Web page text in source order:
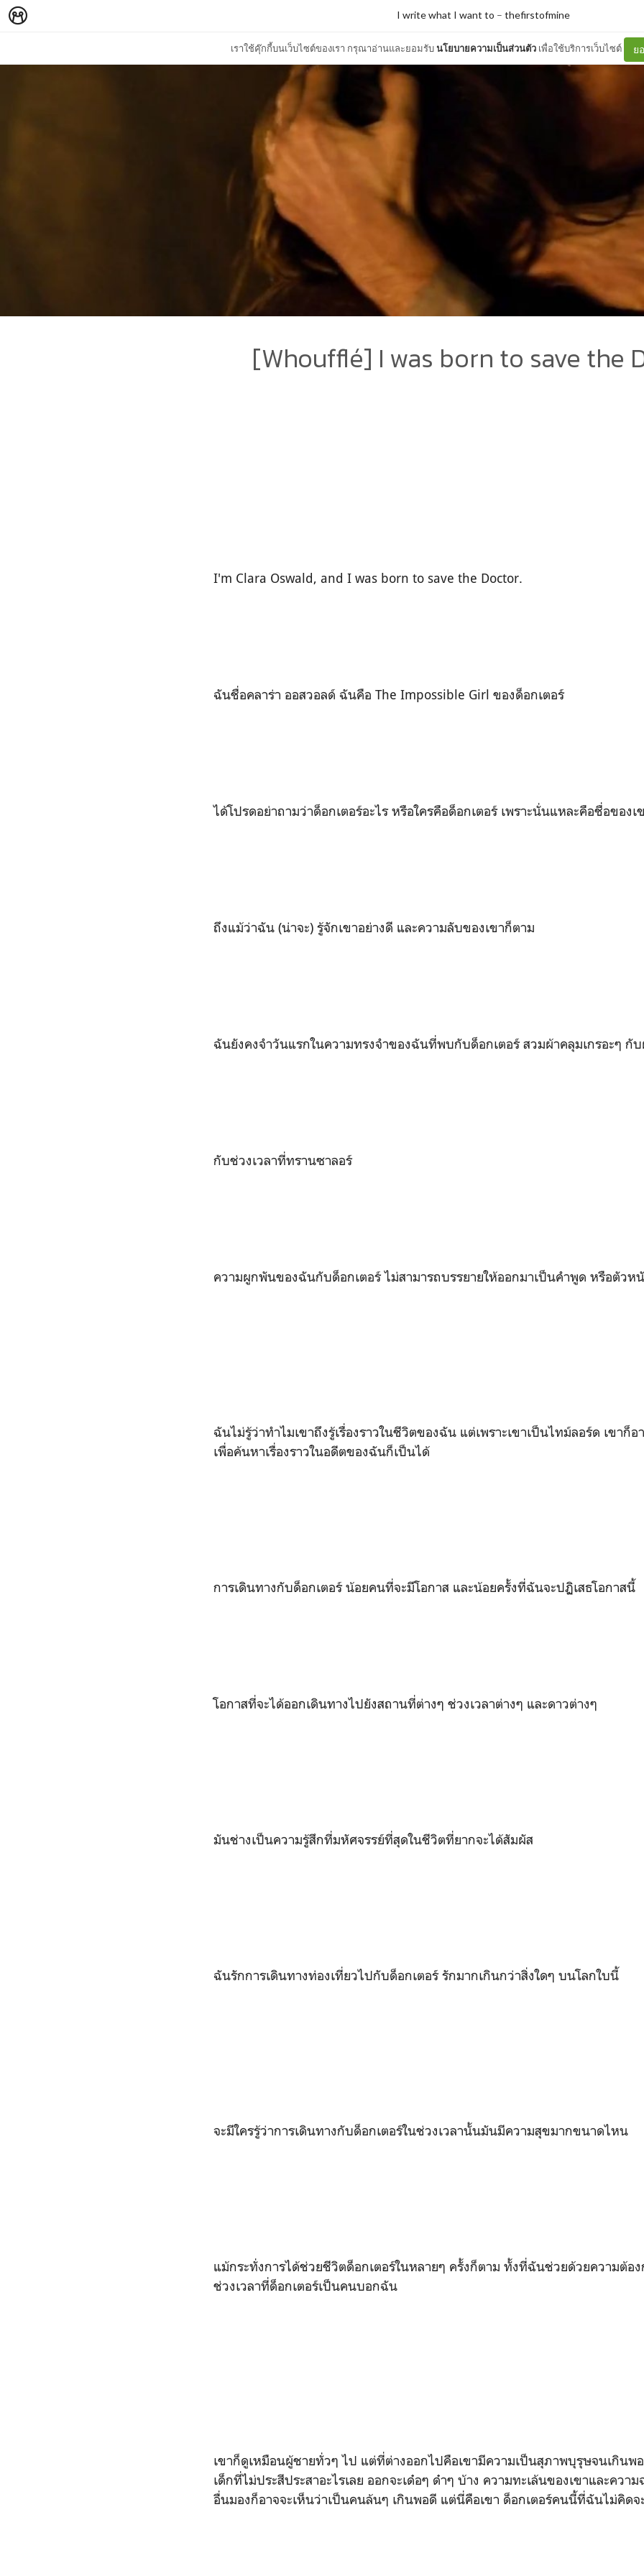
เราใช้คุ๊กกี้บนเว็บไซต์ของเรา กรุณาอ่านและยอมรับนโยบายความเป็นส่วนตัว เพื่อใช้บริการเว็บไซต์ ย
I write what I want to – thefirstofmine
[Whoufflé] I was born to save the
I'm Clara Oswald, and I was born to save the Doctor.
ฉันชื่อคลาร่า ออสวอลด์ ฉันคือ The Impossible Girl ของด็อกเตอร์
ได้โปรดอย่าถามว่าด็อกเตอร์อะไร หรือใครคือด็อกเตอร์ เพราะนั่นแหละคือชื่อของเ
ถึงแม้ว่าฉัน (น่าจะ) รู้จักเขาอย่างดี และความลับของเขาก็ตาม
ฉันยังคงจำวันแรกในความทรงจำของฉันที่พบกับด็อกเตอร์ สวมผ้าคลุมเกรอะๆ กับ
กับช่วงเวลาที่ทรานซาลอร์
ความผูกพันของฉันกับด็อกเตอร์ ไม่สามารถบรรยายให้ออกมาเป็นคำพูด หรือตัวห
ฉันไม่รู้ว่าทำไมเขาถึงรู้เรื่องราวในชีวิตของฉัน แต่เพราะเขาเป็นไทม์ลอร์ด เขาก็อ
เพื่อค้นหาเรื่องราวในอดีตของฉันก็เป็นได้
การเดินทางกับด็อกเตอร์ น้อยคนที่จะมีโอกาส และน้อยครั้งที่ฉันจะปฏิเสธโอกาสนี้
โอกาสที่จะได้ออกเดินทางไปยังสถานที่ต่างๆ ช่วงเวลาต่างๆ และดาวต่างๆ
มันช่างเป็นความรู้สึกที่มหัศจรรย์ที่สุดในชีวิตที่ยากจะได้สัมผัส
ฉันรักการเดินทางท่องเที่ยวไปกับด็อกเตอร์ รักมากเกินกว่าสิ่งใดๆ บนโลกใบนี้
จะมีใครรู้ว่าการเดินทางกับด็อกเตอร์ในช่วงเวลานั้นมันมีความสุขมากขนาดไหน
แม้กระทั่งการได้ช่วยชีวิตด็อกเตอร์ในหลายๆ ครั้งก็ตาม ทั้งที่ฉันช่วยด้วยความต้อง
ช่วงเวลาที่ด็อกเตอร์เป็นคนบอกฉัน
เขาก็ดูเหมือนผู้ชายทั่วๆ ไป แต่ที่ต่างออกไปคือเขามีความเป็นสุภาพบุรุษจนเกินพ
เด็กที่ไม่ประสีประสาอะไรเลย ออกจะเด๋อๆ ด๋าๆ บ้าง ความทะเล้นของเขาและควา
อื่นมองก็อาจจะเห็นว่าเป็นคนล้นๆ เกินพอดี แต่นี่คือเขา ด็อกเตอร์คนนี้ที่ฉันไม่คิดจ